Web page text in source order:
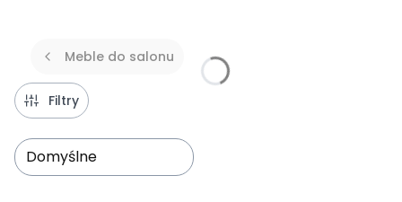
Meble do salonu
Filtry
Domyślne